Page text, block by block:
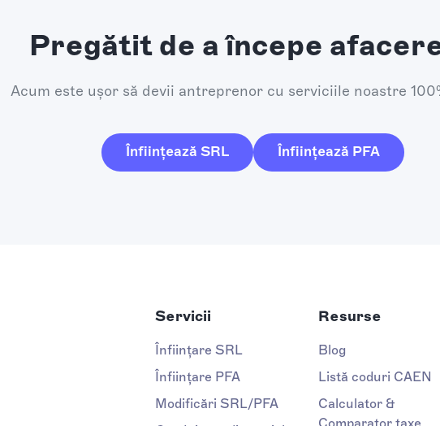
Pregătit de a începe
Acum este ușor să devii antreprenor cu serviciile noastre
Înființează SRL Înființează PFA
Servicii
Înființare SRL
Înființare PFA
Modificări SRL/PFA
Resurse
Blog
Listă coduri CAEN
Calculator &
Comparator taxe